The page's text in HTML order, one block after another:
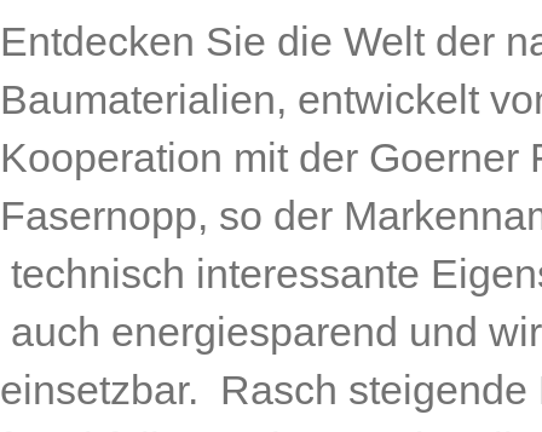
Entdecken Sie die Welt der
Baumaterialien, entwickelt
Kooperation mit der Goerner
Fasernopp, so der
technisch interessante
auch energiesparend und
einsetzbar. Rasch steigende